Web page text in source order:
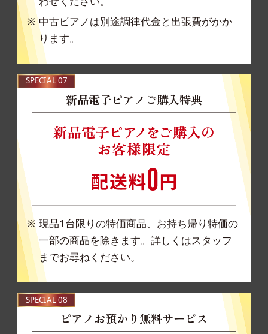
中古ピアノは別途調律代金と出張費がかか
ります。
SPECIAL 07
新品電子ピアノご購入特典
現品1台限りの特価商品、お持ち帰り特価の
一部の商品を除きます。詳しくはスタッフ
までお尋ねください。
SPECIAL 08
ピアノお預かり無料サービス